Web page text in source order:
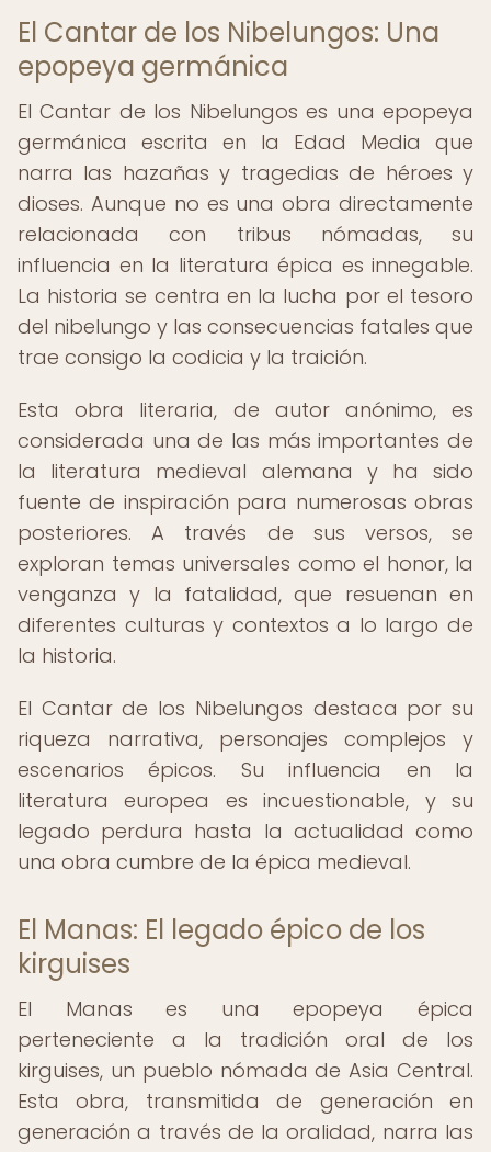
El Cantar de los Nibelungos: Una
epopeya germánica
El Cantar de los Nibelungos es una epopeya
germánica escrita en la Edad Media que
narra las hazañas y tragedias de héroes y
dioses. Aunque no es una obra directamente
relacionada con tribus nómadas, su
influencia en la literatura épica es innegable.
La historia se centra en la lucha por el tesoro
del nibelungo y las consecuencias fatales que
trae consigo la codicia y la traición.
Esta obra literaria, de autor anónimo, es
considerada una de las más importantes de
la literatura medieval alemana y ha sido
fuente de inspiración para numerosas obras
posteriores. A través de sus versos, se
exploran temas universales como el honor, la
venganza y la fatalidad, que resuenan en
diferentes culturas y contextos a lo largo de
la historia.
El Cantar de los Nibelungos destaca por su
riqueza narrativa, personajes complejos y
escenarios épicos. Su influencia en la
literatura europea es incuestionable, y su
legado perdura hasta la actualidad como
una obra cumbre de la épica medieval.
El Manas: El legado épico de los
kirguises
El Manas es una epopeya épica
perteneciente a la tradición oral de los
kirguises, un pueblo nómada de Asia Central.
Esta obra, transmitida de generación en
generación a través de la oralidad, narra las